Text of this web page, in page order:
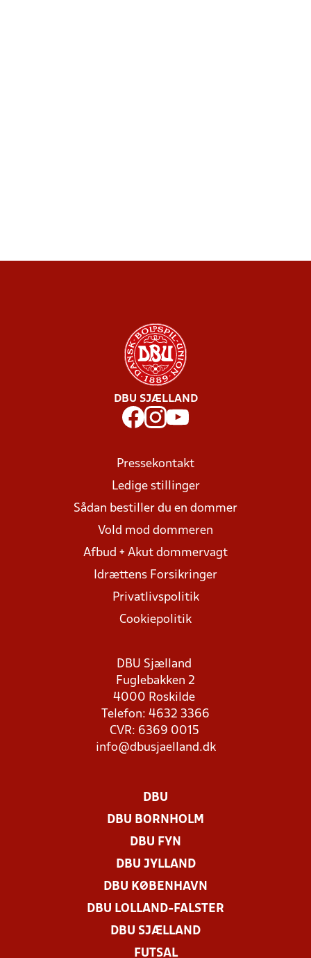
DBU SJÆLLAND
Pressekontakt
Ledige stillinger
Sådan bestiller du en dommer
Vold mod dommeren
Afbud + Akut dommervagt
Idrættens Forsikringer
Privatlivspolitik
Cookiepolitik
DBU Sjælland
Fuglebakken 2
4000 Roskilde
Telefon: 4632 3366
CVR: 6369 0015
info@dbusjaelland.dk
DBU
DBU BORNHOLM
DBU FYN
DBU JYLLAND
DBU KØBENHAVN
DBU LOLLAND-FALSTER
DBU SJÆLLAND
FUTSAL